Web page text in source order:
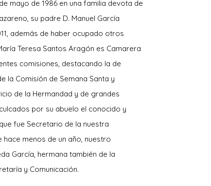
mayo de 1986 en una familia devota de
su padre D. Manuel García
además de haber ocupado otros
Teresa Santos Aragón es Camarera
comisiones, destacando la de
la Comisión de Semana Santa y
de la Hermandad y de grandes
por su abuelo el conocido y
fue Secretario de la nuestra
hace menos de un año, nuestro
García, hermana también de la
y Comunicación.